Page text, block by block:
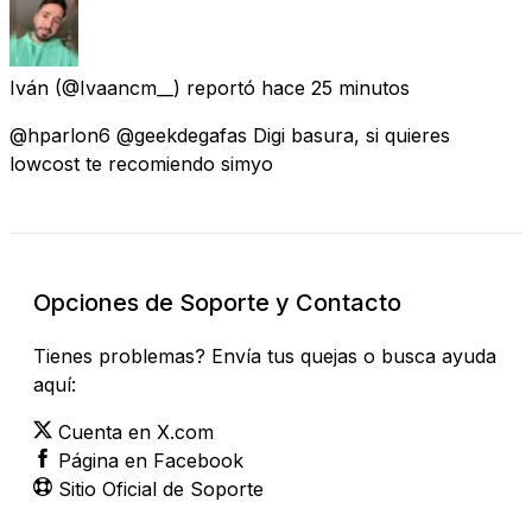
Iván (@Ivaancm__) reportó hace 25 minutos
@hparlon6 @geekdegafas Digi basura, si quieres
lowcost te recomiendo simyo
Opciones de Soporte y Contacto
Tienes problemas? Envía tus quejas o busca ayuda
aquí:
Cuenta en X.com
Página en Facebook
Sitio Oficial de Soporte